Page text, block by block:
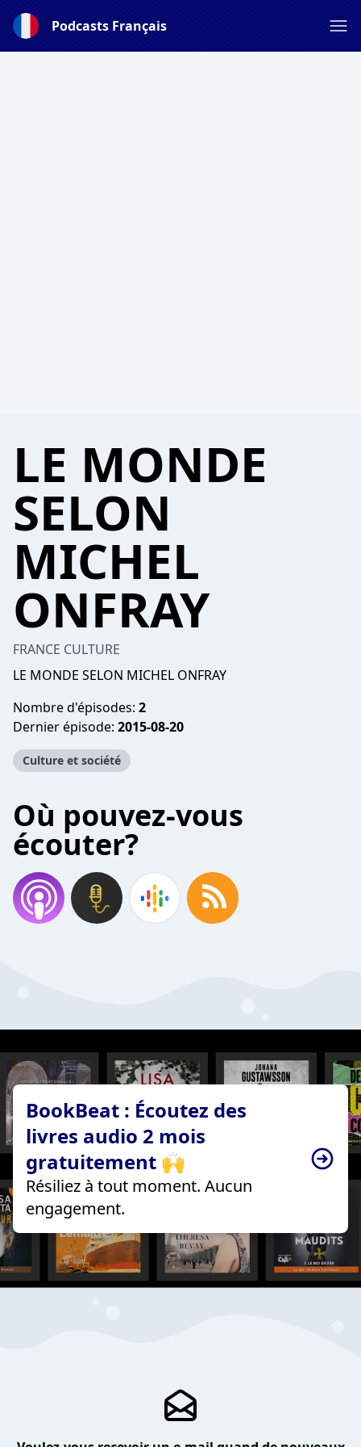
Podcasts Français
LE MONDE
SELON
MICHEL
ONFRAY
FRANCE CULTURE
LE MONDE SELON MICHEL ONFRAY
Nombre d'épisodes: 2
Dernier épisode: 2015-08-20
Culture et société
Où pouvez-vous
écouter?
BookBeat : Écoutez des
livres audio 2 mois
gratuitement 🙌
Résiliez à tout moment. Aucun
engagement.